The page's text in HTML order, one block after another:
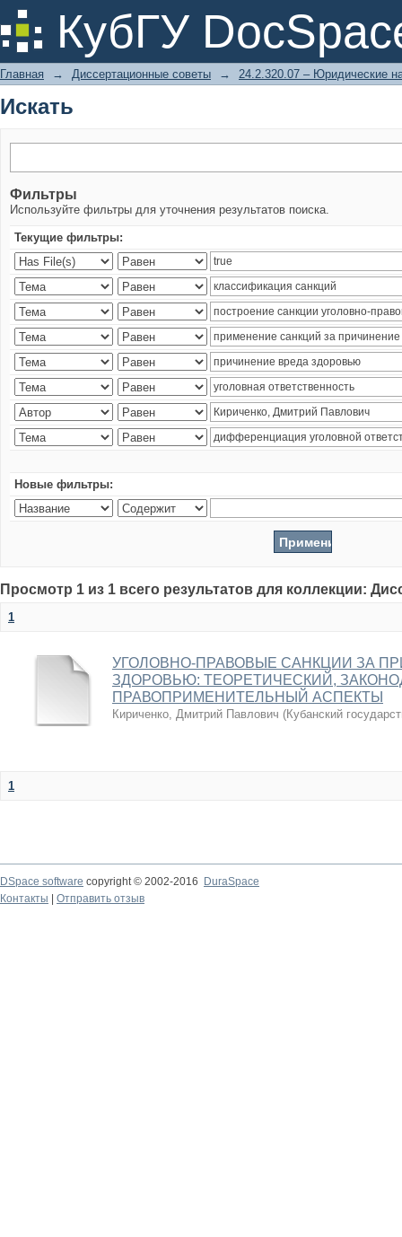
КубГУ
Искать
Главная → Диссертационные советы → 24.2.320.07 – Юридические
Искать
Фильтры
Используйте фильтры для уточнения результатов поиска.
Текущие фильтры:
Новые фильтры:
Просмотр 1 из 1 всего результатов для коллекции:
1
УГОЛОВНО-ПРАВОВЫЕ САНКЦИИ ЗА
ЗДОРОВЬЮ: ТЕОРЕТИЧЕСКИЙ,
ПРАВОПРИМЕНИТЕЛЬНЫЙ АСПЕКТЫ
Кириченко, Дмитрий Павлович (Кубанский
1
DSpace software copyright © 2002-2016
DuraSpace
Контакты
Отправить отзыв